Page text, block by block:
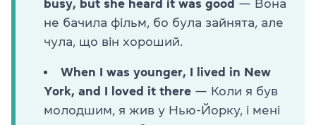
busy, but she heard it was good — Вона
не бачила фільм, бо була зайнята, але
чула, що він хороший.
When I was younger, I lived in New
York, and I loved it there — Коли я був
молодшим, я жив у Нью-Йорку, і мені